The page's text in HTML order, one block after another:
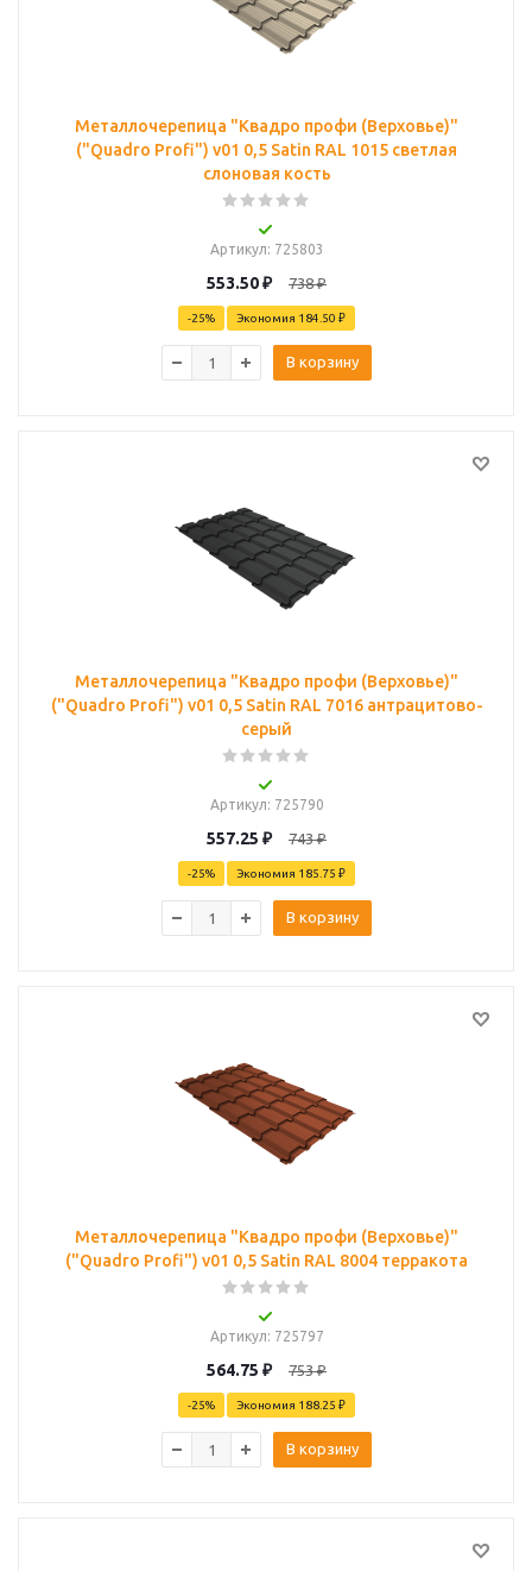
Металлочерепица "Квадро профи (Верховье)"
("Quadro Profi") v01 0,5 Satin RAL 1015 светлая
слоновая кость
Артикул: 725803
553.50₽ 738₽
-25% Экономия 184.50 ₽
В корзину
Металлочерепица "Квадро профи (Верховье)"
("Quadro Profi") v01 0,5 Satin RAL 7016 антрацитово-
серый
Артикул: 725790
557.25 ₽ 743₽
-25% Экономия 185.75 ₽
В корзину
Металлочерепица "Квадро профи (Верховье)"
("Quadro Profi") v01 0,5 Satin RAL 8004 терракота
Артикул: 725797
564.75 ₽ 753₽
-25% Экономия 188.25 ₽
В корзину